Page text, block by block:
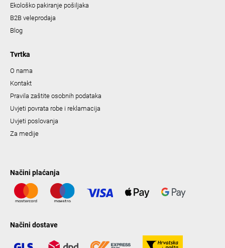
Ekološko pakiranje pošiljaka
B2B veleprodaja
Blog
Tvrtka
O nama
Kontakt
Pravila zaštite osobnih podataka
Uvjeti povrata robe i reklamacija
Uvjeti poslovanja
Za medije
Načini plaćanja
Načini dostave